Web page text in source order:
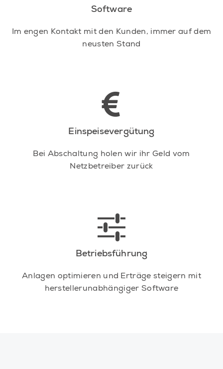
Software
Im engen Kontakt mit den Kunden, immer auf dem
neusten Stand
Einspeisevergütung
Bei Abschaltung holen wir ihr Geld vom
Netzbetreiber zurück
Betriebsführung
Anlagen optimieren und Erträge steigern mit
herstellerunabhängiger Software